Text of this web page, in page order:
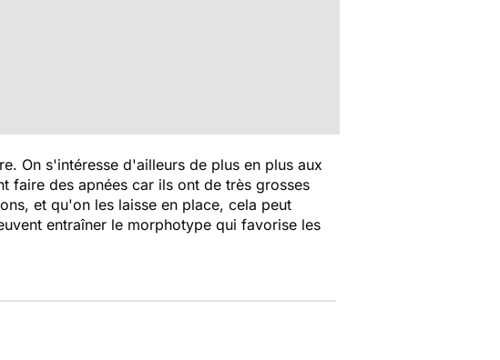
On s'intéresse d'ailleurs de plus en plus aux
faire des apnées car ils ont de très grosses
et qu'on les laisse en place, cela peut
entraîner le morphotype qui favorise les